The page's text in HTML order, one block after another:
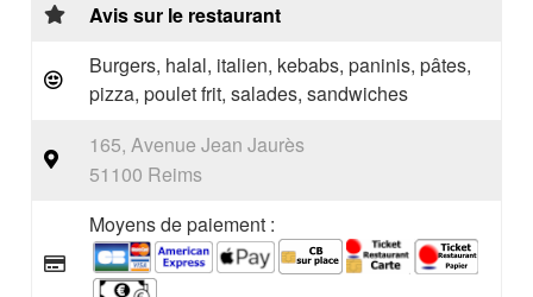
Avis sur le restaurant
Burgers, halal, italien, kebabs, paninis, pâtes,
pizza, poulet frit, salades, sandwiches
165, Avenue Jean Jaurès
51100 Reims
Moyens de paiement :